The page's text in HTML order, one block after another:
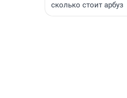
сколько стоит арбуз